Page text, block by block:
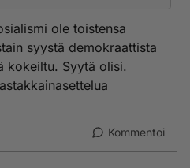
on aina parempi.
ihmisoikeudet huomioon.
lakeja saadaan
vapaus on yksi
yhteiskunta saadaan
Korruptiota ja
ole toistensa
syystä demokraattista
kokeiltu. Syytä olisi.
Kommentoi